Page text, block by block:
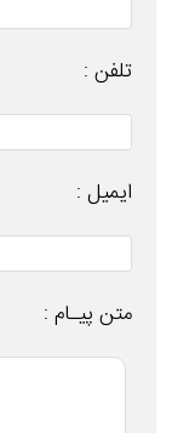
تلفن :
ایمیل :
متن پیـام :